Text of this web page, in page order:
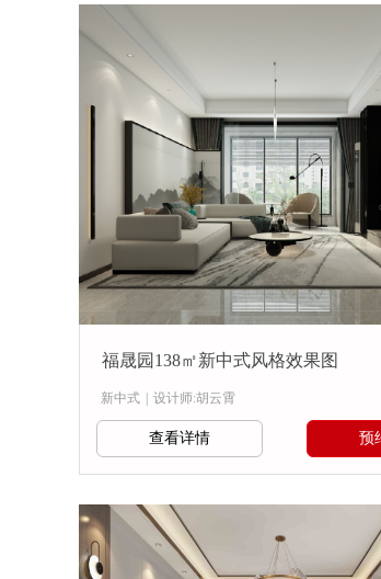
福晟园138㎡新中式风格效果图
新中式 设计师:胡云霄
查看详情 预